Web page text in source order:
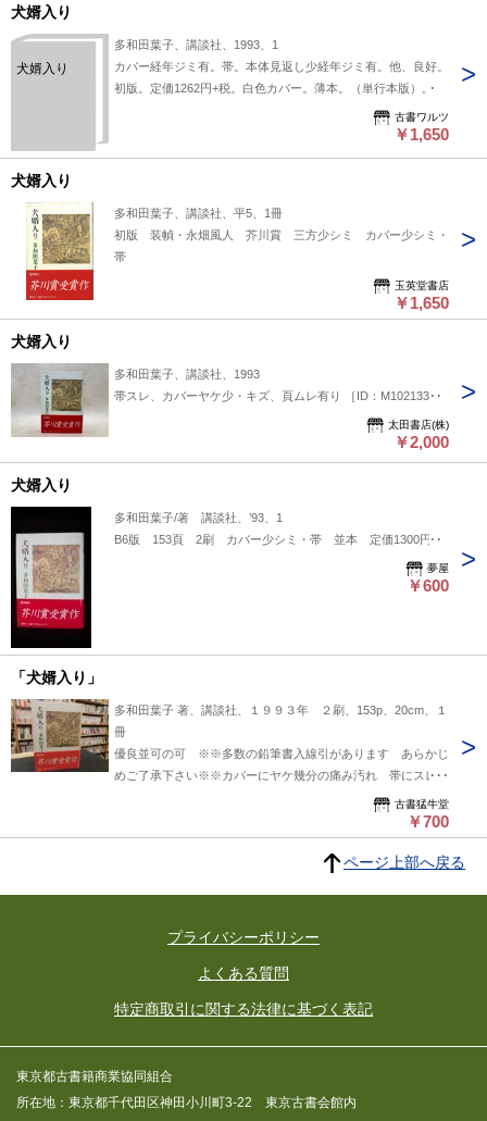
の無いものは特に問題なく良好とお考え下さい。:
犬婿入り
犬婿入り
多和田葉子、講談社、1993、1
カバー経年ジミ有。帯。本体見返し少経年ジミ有。他、良好。
初版。定価1262円+税。白色カバー。薄本。（単行本版）。
古書ワルツ
￥1,650
犬婿入り
多和田葉子、講談社、平5、1冊
初版 装幀・永畑風人 芥川賞 三方少シミ カバー少シミ・
帯
玉英堂書店
￥1,650
犬婿入り
多和田葉子、講談社、1993
帯スレ、カバーヤケ少・キズ、頁ムレ有り ［ID：M102133］
太田書店(株)
￥2,000
犬婿入り
多和田葉子/著 講談社、’93、1
B6版 153頁 2刷 カバー少シミ・帯 並本 定価1300円
夢屋
￥600
「犬婿入り」
多和田葉子 著、講談社、１９９３年 ２刷、153p、20cm、１
冊
優良並可の可 ※※多数の鉛筆書入線引があります あらかじ
めご了承下さい※※カバーにヤケ幾分の痛み汚れ 帯にスレ痛
古書猛牛堂
￥700
ページ上部へ戻る
プライバシーポリシー
よくある質問
特定商取引に関する法律に基づく表記
東京都古書籍商業協同組合
所在地：東京都千代田区神田小川町3-22 東京古書会館内